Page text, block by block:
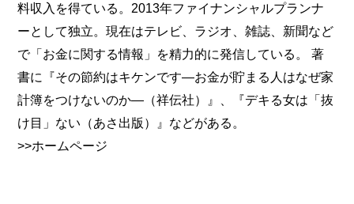
料収入を得ている。2013年ファイナンシャルプランナ
ーとして独立。現在はテレビ、ラジオ、雑誌、新聞など
で「お金に関する情報」を精力的に発信している。 著
書に『その節約はキケンです—お金が貯まる人はなぜ家
計簿をつけないのか—（祥伝社）』、『デキる女は「抜
け目」ない（あさ出版）』などがある。
>>ホームページ